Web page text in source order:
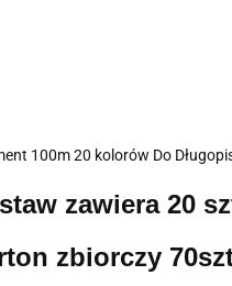
100m 20 kolorów Do
zawiera 20
zbiorczy